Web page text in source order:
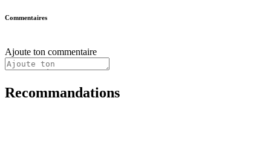
Commentaires
Ajoute ton commentaire
Recommandations